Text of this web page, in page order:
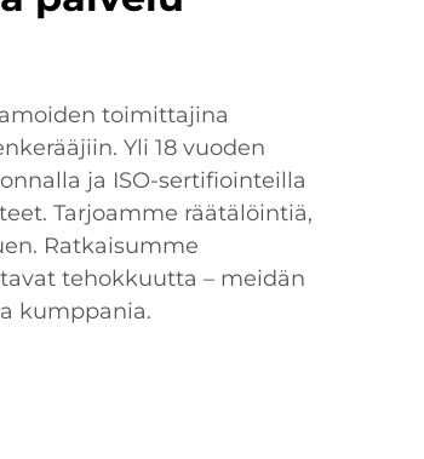
toimittajina
Yli 18 vuoden
ja ISO-sertifiointeilla
Tarjoamme räätälöintiä,
Ratkaisumme
tehokkuutta – meidän
kumppania.